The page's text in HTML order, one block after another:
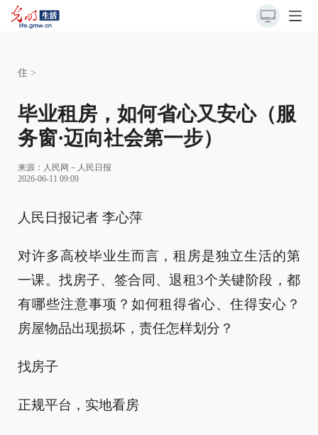
住 >
毕业租房，如何省心又安心（服
务窗·迈向社会第一步）
来源： 人民网－人民日报
2026-06-11 09:09
人民日报记者 李心萍
对许多高校毕业生而言，租房是独立生活的第
一课。找房子、签合同、退租3个关键阶段，都
有哪些注意事项？如何租得省心、住得安心？
房屋物品出现损坏，责任怎样划分？
找房子
正规平台，实地看房